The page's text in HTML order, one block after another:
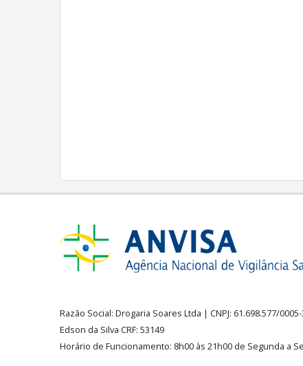
Razão Social: Drogaria Soares Ltda | CNPJ: 61.698.577/
Edson da Silva CRF: 53149
Horário de Funcionamento: 8h00 às 21h00 de Segunda a